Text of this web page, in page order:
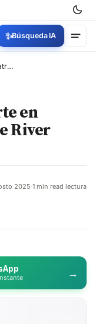
✨Búsqueda IA
Juan Valdez se convierte en patrocinador oficial de River Plate
en
River
2025·1 min read lectura
→